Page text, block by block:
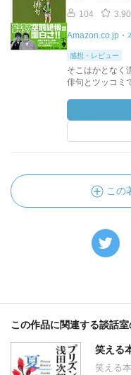
104 3.90
Amazon.co.jp・
感想・レビュー
そこはかとなく
俳句とツッコミ
この
この作品に関連する談話室
笑える
笑える